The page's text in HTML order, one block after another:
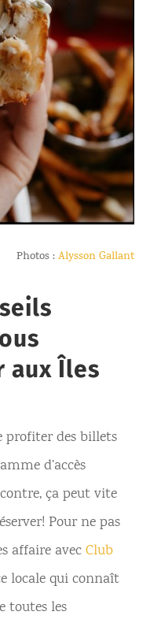
Photos :Alysson Gallant
aux Îles
profiter des billets
d’accès
ça peut vite
Pour ne pas
affaire avecClub
locale qui connaît
toutes les